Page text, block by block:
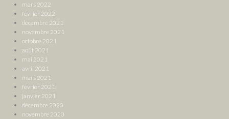
mars 2022
février 2022
décembre 2021
novembre 2021
octobre 2021
août 2021
mai 2021
avril 2021
mars 2021
février 2021
janvier 2021
décembre 2020
novembre 2020